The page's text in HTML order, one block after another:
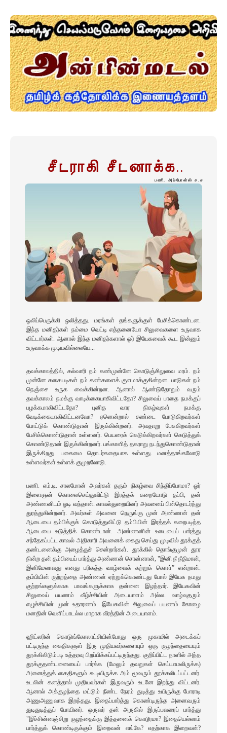
சீடராகி சீடனாக்க..
பணி. அல்போன்ஸ் ச.ச
ஒலிப்பெருக்கி ஒலித்தது. மரங்கள் தங்களுக்குள் பேசிக்கொண்டன.
இந்த மனிதர்கள் நம்மை வெட்டி எத்தனையோ சிலுவைகளை உருவாக
விட்டார்கள். ஆனால் இந்த மனிதர்களால் ஓர் இயேசுவைக் கூட இன்னும்
உருவாக்க முடியவில்லையே...
தவக்காலத்தில், கல்வாரி நம் கண்முன்னே கொடுஞ்சிலுவை மரம். நம்
முன்னே கசையடிகள் நம் கண்களைக் குளமாக்குகின்றன. பாடுகள் நம்
நெஞ்சை உருக வைக்கின்றன. ஆனால் ஆண்டுதோறும் வரும்
தவக்காலம் நமக்கு வாடிக்கையாகிவிட்டதோ? சிலுவைப் பாதை நமக்குப்
பழக்கமாகிவிட்டதோ? புனித வார நிகழ்வுகள் நமக்கு
வேடிக்கையாகிவிட்டனவோ? ஏனென்றால் சண்டை போடுகிறவர்கள்
போட்டுக் கொண்டுதான் இருக்கின்றனர். அவதாறு பேசுகிறவர்கள்
பேசிக்கொண்டுதான் உள்ளனர். பெயரைக் கெடுக்கிறவர்கள் கெடுத்துக்
கொண்டுதான் இருக்கின்றனர். பங்காளித் தகராறு நடந்துகொண்டுதான்
இருக்கிறது. பகைமை தொடர்கதையாக உள்ளது. மனத்தாங்கலோடு
உள்ளவர்கள் உள்ளக் குமுறலோடு.
பணி. எம்.டி. சாலமோன் அவர்கள் தரும் நிகழ்வை சிந்திப்போமா? ஓர்
இளைஞன் கொலைசெய்துவிட்டு இரத்தக் கறையோடு தப்பி, தன்
அண்ணனிடம் ஓடி வந்தான். காவல்துறையினர் அவனைப் பின்தொடர்ந்து
துரத்துகின்றனர். அவர்கள் அவனை நெருங்கு முன் அண்ணன் தன்
ஆடையை தம்பிக்குக் கொடுத்துவிட்டு தம்பியின் இரத்தக் கறைபடிந்த
ஆடையை உடுத்திக் கொண்டான். அண்ணனின் உடையைப் பார்த்து
சந்தேகப்பட்ட காவல் அதிகாரி அவனைக் கைது செய்து முடிவில் தூக்குத்
தண்டனைக்கு அழைத்துச் சென்றார்கள். தூக்கில் தொங்குமுன் தூர
நின்ற தன் தம்பியைப் பார்த்து அண்ணன் சொன்னான், "இனி நீ நீதிமான்,
இனிமேலாவது எனது பரிசுத்த வாழ்வைக் கற்றுக் கொள்” என்றான்.
தம்பியின் குற்றத்தை அண்ணன் ஏற்றுக்கொண்டது போல் இயேசு நமது
குற்றங்களுக்காக பாவங்களுக்காக தன்னை இழந்தார். இயேசுவின்
சிலுவைப் பயணம் வீழ்ச்சியின் அடையாளம் அல்ல. வாழ்வுதரும்
எழுச்சியின் முன் உதாரணம். இயேசுவின் சிலுவைப் பயணம் கோழை
மனதின் வெளிப்பாடல்ல மாறாக வீரத்தின் அடையாளம்.
ஹிட்லரின் கொடுங்கோலாட்சியின்போது ஒரு முகாமில் அடைக்கப்
பட்டிருந்த கைதிகளுள் இரு முதியவர்களையும் ஒரு குழந்தையையும்
தூக்கிலிடும்படி உத்தரவு பிறப்பிக்கப்பட்டிருந்தது. குறிப்பிட்ட நாளில் அந்த
தூக்குதண்டனையைப் பார்க்க (மேலும் தவறுகள் செய்யாமலிருக்க)
அனைத்துக் கைதிகளும் கூடியிருக்க அம் மூவரும் தூக்கலிடப்பட்டனர்.
உடலின் கனத்தால் முதியவர்கள் இருவரும் உடனே இறந்து விட்டனர்.
ஆனால் அக்குழந்தை மட்டும் நீண்ட நேரம் துடித்து உயிருக்கு போராடி
அணுஅணுவாக இறந்தது. இதைப்பார்த்து கொண்டிருந்த அனைவரும்
துடிதுடித்துப் போயினர். ஒருவர் தன் அருகில் இருப்பவரைப் பார்த்து
"இச்சின்னஞ்சிறு குழந்தைக்கு இத்தனைக் கொடூரமா? இதையெல்லாம்
பார்த்துக் கொண்டிருக்கும் இறைவன் எங்கே? எதற்காக இறைவன்?